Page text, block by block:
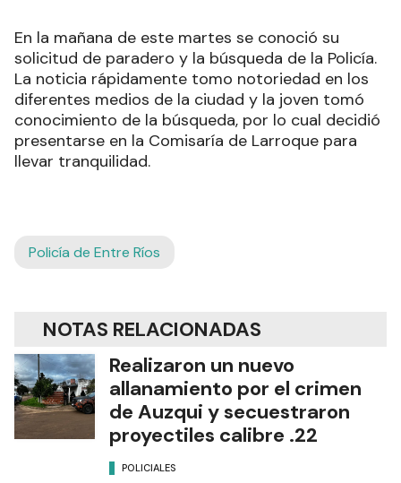
En la mañana de este martes se conoció su
solicitud de paradero y la búsqueda de la Policía.
La noticia rápidamente tomo notoriedad en los
diferentes medios de la ciudad y la joven tomó
conocimiento de la búsqueda, por lo cual decidió
presentarse en la Comisaría de Larroque para
llevar tranquilidad.
Policía de Entre Ríos
NOTAS RELACIONADAS
Realizaron un nuevo
allanamiento por el crimen
de Auzqui y secuestraron
proyectiles calibre .22
POLICIALES